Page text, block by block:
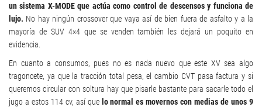
un sistema X-MODE que actúa como control de descensos y funciona de
lujo. No hay ningún crossover que vaya así de bien fuera de asfalto y a la
mayoría de SUV 4×4 que se venden también les dejará un poquito en
evidencia.
En cuanto a consumos, pues no es nada nuevo que este XV sea algo
tragoncete, ya que la tracción total pesa, el cambio CVT pasa factura y si
queremos circular con soltura hay que pisarle bastante para sacarle todo el
jugo a estos 114 cv, así que lo normal es movernos con medias de unos 9